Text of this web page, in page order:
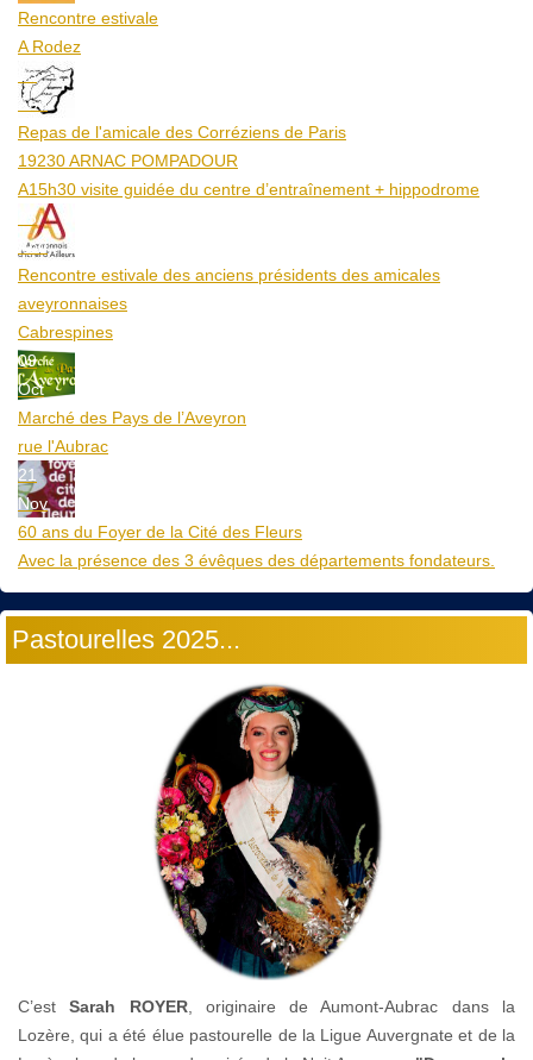
Rencontre estivale
A Rodez
23
Aoû
Repas de l'amicale des Corréziens de Paris
19230 ARNAC POMPADOUR
A15h30 visite guidée du centre d’entraînement + hippodrome
25
Aoû
Rencontre estivale des anciens présidents des amicales
aveyronnaises
Cabrespines
09
Oct
Marché des Pays de l’Aveyron
rue l'Aubrac
21
Nov
60 ans du Foyer de la Cité des Fleurs
Avec la présence des 3 évêques des départements fondateurs.
Pastourelles 2025...
C’estSarah ROYER, originaire de Aumont-Aubrac dans la
Lozère, qui a été élue pastourelle de la Ligue Auvergnate et de la